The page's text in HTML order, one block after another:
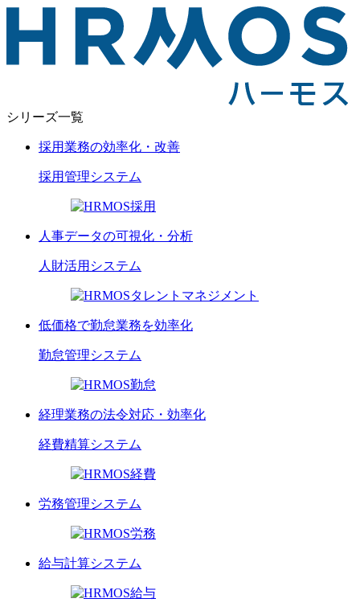
シリーズ一覧
採用業務の効率化・改善
採用管理システム
人事データの可視化・分析
人財活用 システム
低価格で勤怠業務を効率化
勤怠管理システム
経理業務の法令対応・効率化
経費精算システム
労務管理システム
給与計算システム